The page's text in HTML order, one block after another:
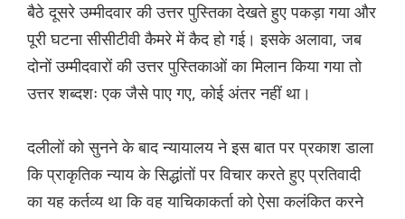
बैठे दूसरे उम्मीदवार की उत्तर पुस्तिका देखते हुए पकड़ा गया और
पूरी घटना सीसीटीवी कैमरे में कैद हो गई। इसके अलावा, जब
दोनों उम्मीदवारों की उत्तर पुस्तिकाओं का मिलान किया गया तो
उत्तर शब्दशः एक जैसे पाए गए, कोई अंतर नहीं था।
दलीलों को सुनने के बाद न्यायालय ने इस बात पर प्रकाश डाला
कि प्राकृतिक न्याय के सिद्धांतों पर विचार करते हुए प्रतिवादी
का यह कर्तव्य था कि वह याचिकाकर्ता को ऐसा कलंकित करने